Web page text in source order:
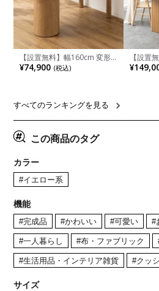
【設置無料】幅160cm 変形
半円 ダイニングテーブル モ
ルタル風 LENAS コンクリー
リア風 グレージュ
¥74,900 (税込)
【設置
グテー
セラミ
すべてのランキングを見る
この商品のタグ
カラー
#イエロー系
機能
#完成品 #かわいい #可愛い #
#一人暮らし #布・ファブリック
#生活用品・インテリア雑貨 #クッ
サイズ